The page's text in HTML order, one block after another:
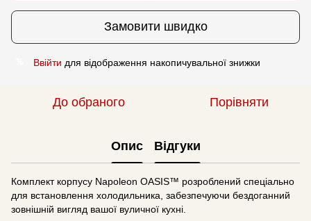
Замовити швидко
Ввійти для відображення накопичувальної знижки
До обраного Порівняти
Опис Відгуки
Комплект корпусу Napoleon OASIS™ розроблений спеціально
для встановлення холодильника, забезпечуючи бездоганний
зовнішній вигляд вашої вуличної кухні.